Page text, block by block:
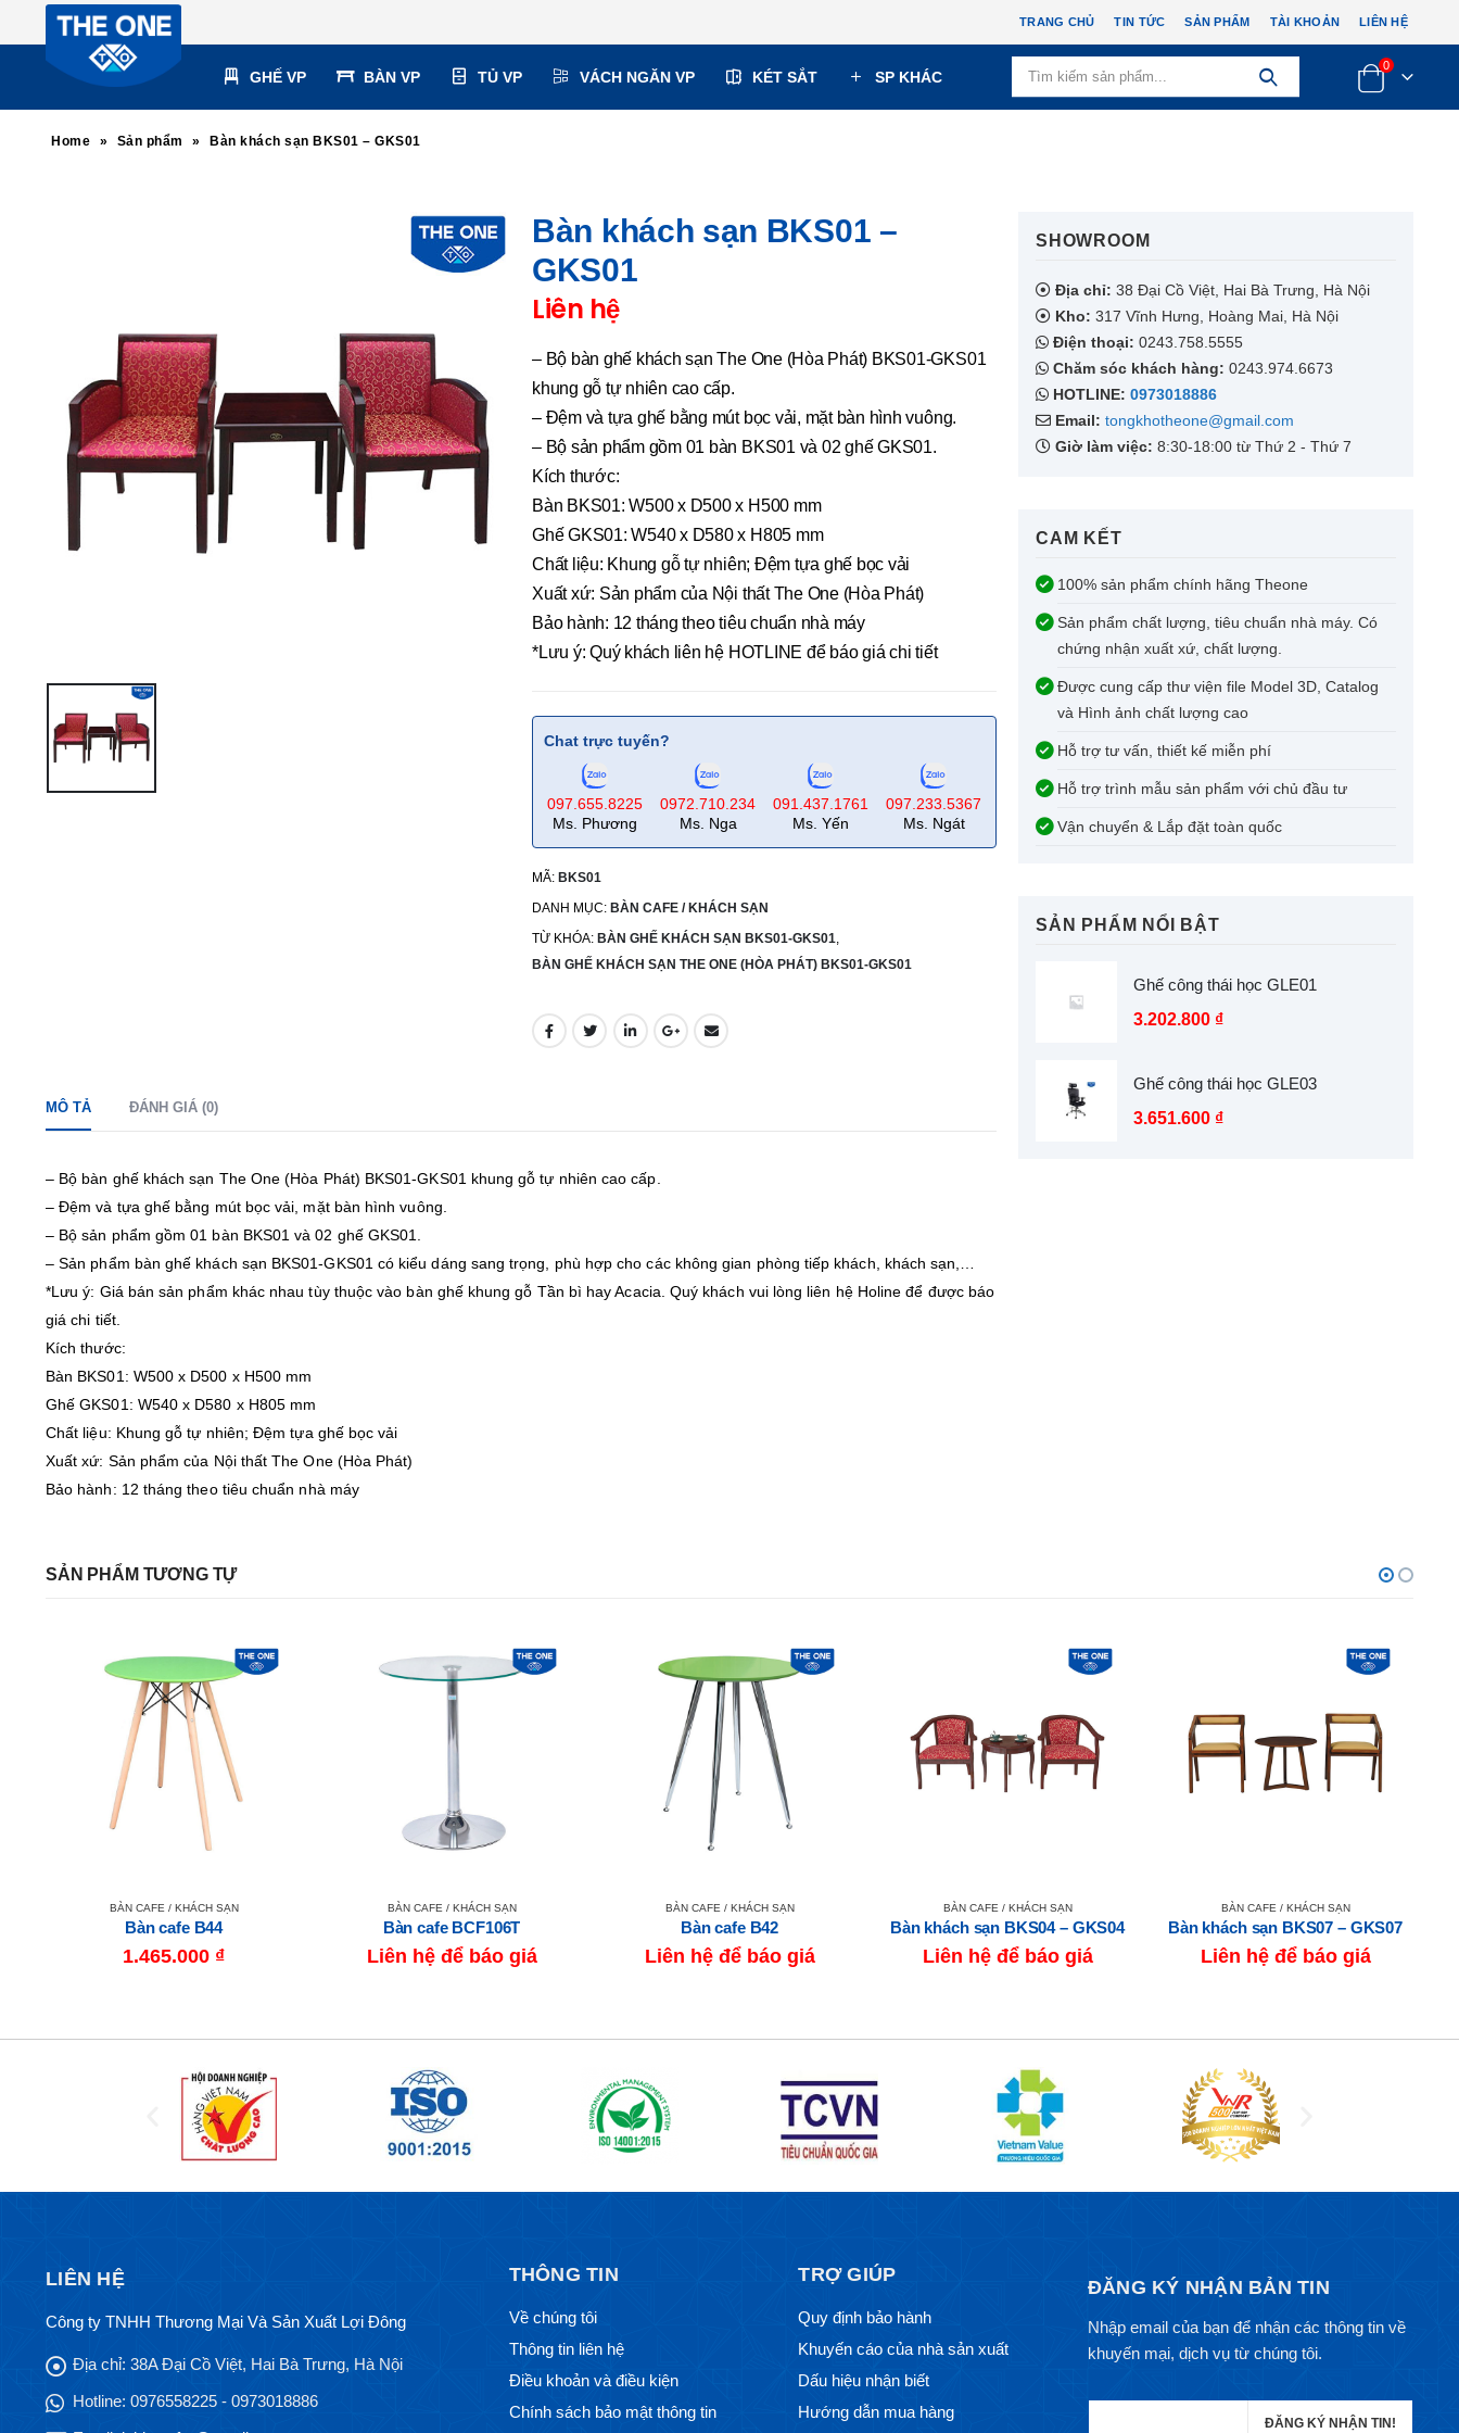
TRANG CHỦ TIN TỨC SẢN PHẨM TÀI KHOẢN LIÊN HỆ
GHẾ VP BÀN VP TỦ VP VÁCH NGĂN VP KÉT SẮT SP KHÁC
0
Home » Sản phẩm » Bàn khách sạn BKS01 – GKS01
Bàn khách sạn BKS01 –
GKS01
Liên hệ
– Bộ bàn ghế khách sạn The One (Hòa Phát) BKS01-GKS01
khung gỗ tự nhiên cao cấp.
– Đệm và tựa ghế bằng mút bọc vải, mặt bàn hình vuông.
– Bộ sản phẩm gồm 01 bàn BKS01 và 02 ghế GKS01.
Kích thước:
Bàn BKS01: W500 x D500 x H500 mm
Ghế GKS01: W540 x D580 x H805 mm
Chất liệu: Khung gỗ tự nhiên; Đệm tựa ghế bọc vải
Xuất xứ: Sản phẩm của Nội thất The One (Hòa Phát)
Bảo hành: 12 tháng theo tiêu chuẩn nhà máy
*Lưu ý: Quý khách liên hệ HOTLINE để báo giá chi tiết
Chat trực tuyến?
097.655.8225
Ms. Phương
0972.710.234
Ms. Nga
091.437.1761
Ms. Yến
097.233.5367
Ms. Ngát
MÃ: BKS01
DANH MỤC: BÀN CAFE / KHÁCH SẠN
TỪ KHÓA: BÀN GHẾ KHÁCH SẠN BKS01-GKS01
BÀN GHẾ KHÁCH SẠN THE ONE (HÒA PHÁT) BKS01-GKS01
MÔ TẢ ĐÁNH GIÁ (0)
– Bộ bàn ghế khách sạn The One (Hòa Phát) BKS01-GKS01 khung gỗ tự nhiên cao cấp.
– Đệm và tựa ghế bằng mút bọc vải, mặt bàn hình vuông.
– Bộ sản phẩm gồm 01 bàn BKS01 và 02 ghế GKS01.
– Sản phẩm bàn ghế khách sạn BKS01-GKS01 có kiểu dáng sang trọng, phù hợp cho các không gian phòng tiếp khách, khách sạn,…
*Lưu ý: Giá bán sản phẩm khác nhau tùy thuộc vào bàn ghế khung gỗ Tần bì hay Acacia. Quý khách vui lòng liên hệ Holine để được báo
giá chi tiết.
Kích thước:
Bàn BKS01: W500 x D500 x H500 mm
Ghế GKS01: W540 x D580 x H805 mm
Chất liệu: Khung gỗ tự nhiên; Đệm tựa ghế bọc vải
Xuất xứ: Sản phẩm của Nội thất The One (Hòa Phát)
Bảo hành: 12 tháng theo tiêu chuẩn nhà máy
SHOWROOM​
Địa chỉ: 38 Đại Cồ Việt, Hai Bà Trưng, Hà Nội
Kho: 317 Vĩnh Hưng, Hoàng Mai, Hà Nội
Điện thoại: 0243.758.5555
Chăm sóc khách hàng: 0243.974.6673
HOTLINE: 0973018886
Email: tongkhotheone@gmail.com
Giờ làm việc: 8:30-18:00 từ Thứ 2 - Thứ 7
CAM KẾT​
100% sản phẩm chính hãng Theone
Sản phẩm chất lượng, tiêu chuẩn nhà máy. Có
chứng nhận xuất xứ, chất lượng.
Được cung cấp thư viện file Model 3D, Catalog
và Hình ảnh chất lượng cao
Hỗ trợ tư vấn, thiết kế miễn phí
Hỗ trợ trình mẫu sản phẩm với chủ đầu tư
Vận chuyển & Lắp đặt toàn quốc
SẢN PHẨM NỔI BẬT
Ghế công thái học GLE01
3.202.800 ₫
Ghế công thái học GLE03
3.651.600 ₫
SẢN PHẨM TƯƠNG TỰ
BÀN CAFE / KHÁCH SẠN
Bàn cafe B44
1.465.000 ₫
BÀN CAFE / KHÁCH SẠN
Bàn cafe BCF106T
Liên hệ để báo giá
BÀN CAFE / KHÁCH SẠN
Bàn cafe B42
Liên hệ để báo giá
BÀN CAFE / KHÁCH SẠN
Bàn khách sạn BKS04 – GKS04
Liên hệ để báo giá
BÀN CAFE / KHÁCH SẠN
Bàn khách sạn BKS07 – GKS07
Liên hệ để báo giá
LIÊN HỆ
Công ty TNHH Thương Mại Và Sản Xuất Lợi Đông
Địa chỉ: 38A Đại Cồ Việt, Hai Bà Trưng, Hà Nội
Hotline: 0976558225 - 0973018886
THÔNG TIN
Về chúng tôi
Thông tin liên hệ
Điều khoản và điều kiện
Chính sách bảo mật thông tin
TRỢ GIÚP
Quy định bảo hành
Khuyến cáo của nhà sản xuất
Dấu hiệu nhận biết
Hướng dẫn mua hàng
ĐĂNG KÝ NHẬN BẢN TIN
Nhập email của bạn để nhận các thông tin về
khuyến mại, dịch vụ từ chúng tôi.